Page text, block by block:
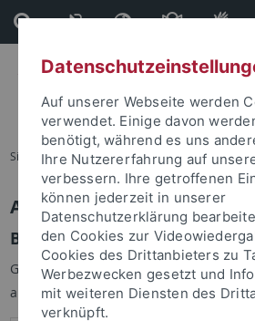
Direkt
zum
Inhalt
Direkt
zur
Fußleiste
Sie sind hier: Startseite
Anmelden
Benutzeranmeldung
Geben Sie Ihren Benutzernamen und
anzumelden:
Auf unserer Webseite werden
verwendet. Einige davon
benötigt, während es uns
Ihre Nutzererfahrung auf
verbessern. Ihre getroffenen
können jederzeit in unserer
Datenschutzerklärung
den Cookies zur
Cookies des Drittanbieters zu
Werbezwecken gesetzt und
mit weiteren Diensten des
verknüpft.